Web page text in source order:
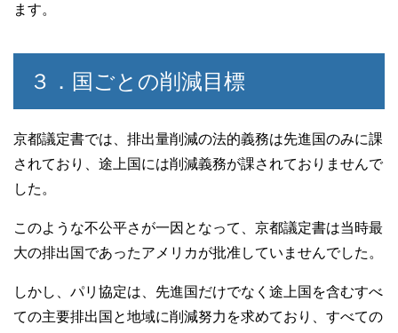
ます。
３．国ごとの削減目標
京都議定書では、排出量削減の法的義務は先進国のみに課
されており、途上国には削減義務が課されておりませんで
した。
このような不公平さが一因となって、京都議定書は当時最
大の排出国であったアメリカが批准していませんでした。
しかし、パリ協定は、先進国だけでなく途上国を含むすべ
ての主要排出国と地域に削減努力を求めており、すべての